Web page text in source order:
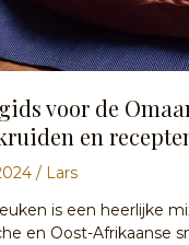
voor de
en
/ Lars
is een heerlijke
en Oost-Afrikaanse